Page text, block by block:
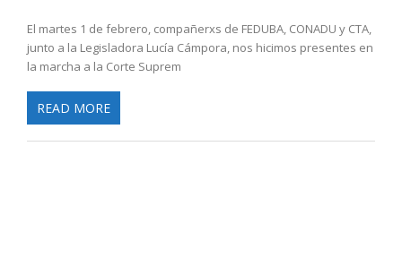
El martes 1 de febrero, compañerxs de FEDUBA, CONADU y CTA,
junto a la Legisladora Lucía Cámpora, nos hicimos presentes en
la marcha a la Corte Suprem
READ MORE